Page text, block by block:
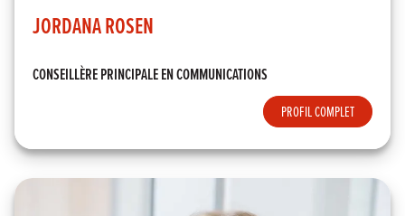
JORDANA ROSEN
CONSEILLÈRE PRINCIPALE EN COMMUNICATIONS
PROFIL COMPLET